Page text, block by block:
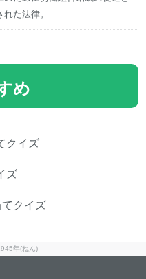
た法律。
め
クイズ
ズ
クイズ
年(ねん)